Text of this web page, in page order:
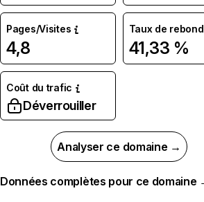
Pages/Visites
4,8
Taux de rebond
41,33 %
Coût du trafic
Déverrouiller
Analyser ce domaine →
Données complètes pour ce domaine